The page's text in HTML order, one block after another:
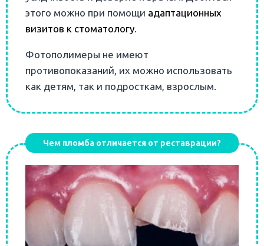
этого можно при помощи адаптационных
визитов к стоматологу.
Фотополимеры не имеют
противопоказаний, их можно использовать
как детям, так и подросткам, взрослым.
Чем пломба отличается от реставрации?